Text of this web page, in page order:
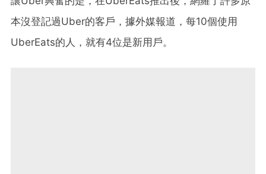
本沒登記過Uber的客戶，據外媒報道，每10個使用
UberEats的人，就有4位是新用戶。